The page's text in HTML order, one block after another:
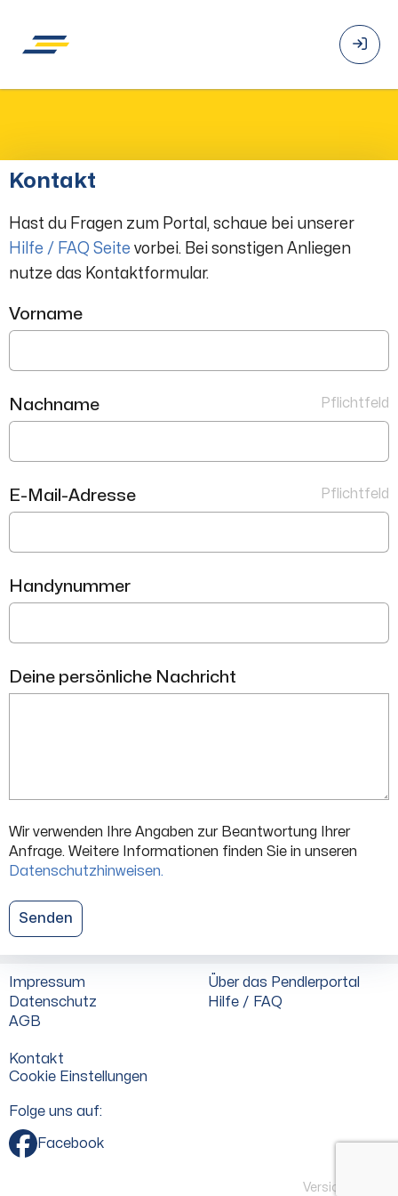
Kontakt
Hast du Fragen zum Portal, schaue bei unserer
Hilfe / FAQ Seite vorbei. Bei sonstigen Anliegen
nutze das Kontaktformular.
Vorname
Nachname Pflichtfeld
E-Mail-Adresse Pflichtfeld
Handynummer
Deine persönliche Nachricht
Wir verwenden Ihre Angaben zur Beantwortung Ihrer
Anfrage. Weitere Informationen finden Sie in unseren
Datenschutzhinweisen.
Senden
Impressum
Datenschutz
AGB
Über das Pendlerportal
Hilfe / FAQ
Kontakt
Cookie Einstellungen
Folge uns auf:
Facebook
Version: